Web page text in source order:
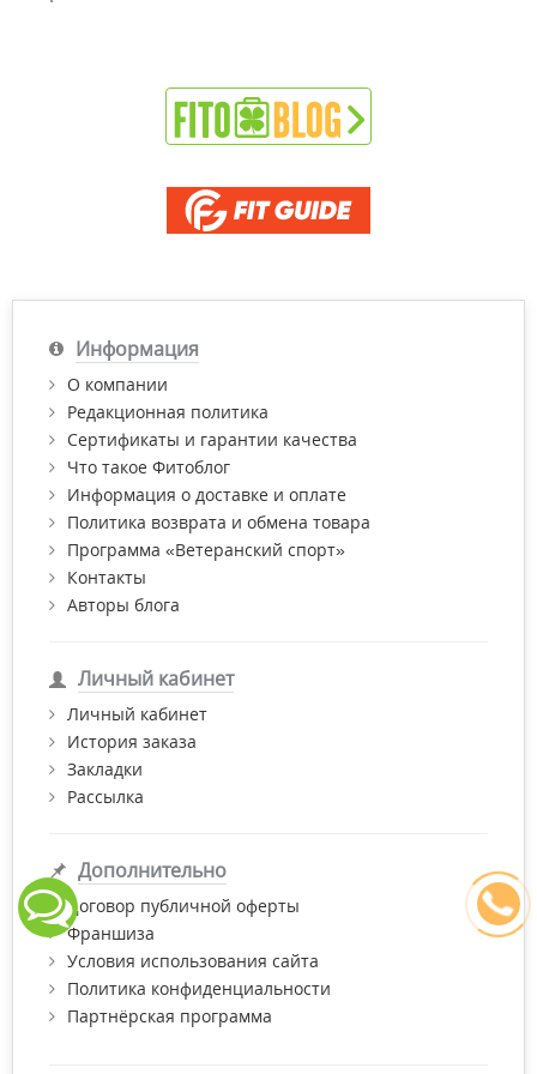
Информация
О компании
Редакционная политика
Сертификаты и гарантии качества
Что такое Фитоблог
Информация о доставке и оплате
Политика возврата и обмена товара
Программа «Ветеранский спорт»
Контакты
Авторы блога
Личный кабинет
Личный кабинет
История заказа
Закладки
Рассылка
Дополнительно
Договор публичной оферты
Франшиза
Условия использования сайта
Политика конфиденциальности
Партнёрская программа